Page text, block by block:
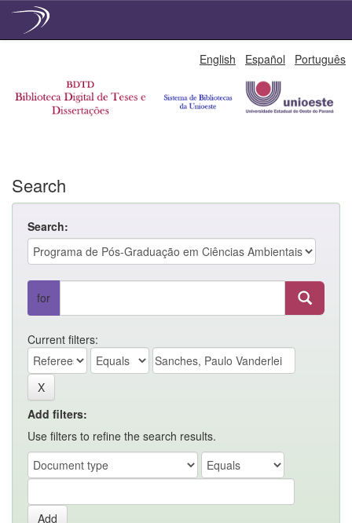
English Español Português
Search
Search:
for
Current filters:
Add filters:
Use filters to refine the search results.